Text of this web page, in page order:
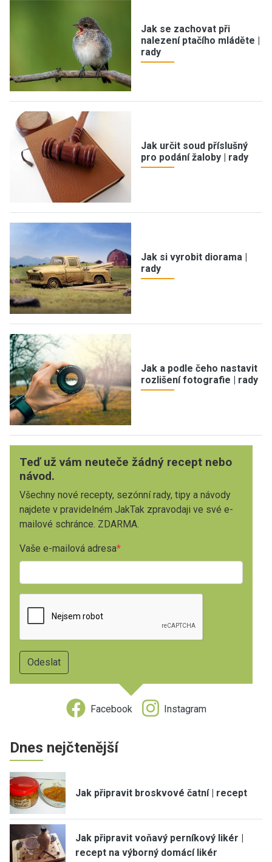
Jak se zachovat při
nalezení ptačího mláděte |
rady
Jak určit soud příslušný
pro podání žaloby | rady
Jak si vyrobit diorama |
rady
Jak a podle čeho nastavit
rozlišení fotografie | rady
Teď už vám neuteče žádný recept nebo
návod.
Všechny nové recepty, sezónní rady, tipy a návody
najdete v pravidelném JakTak zpravodaji ve své e-
mailové schránce. ZDARMA.
Vaše e-mailová adresa
Facebook Instagram
Dnes nejčtenější
Jak připravit broskvové čatní | recept
Jak připravit voňavý perníkový likér |
recept na výborný domácí likér